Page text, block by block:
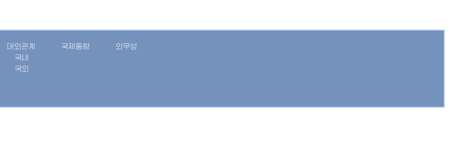
대외관계
국내
국외
국제동향 외무성